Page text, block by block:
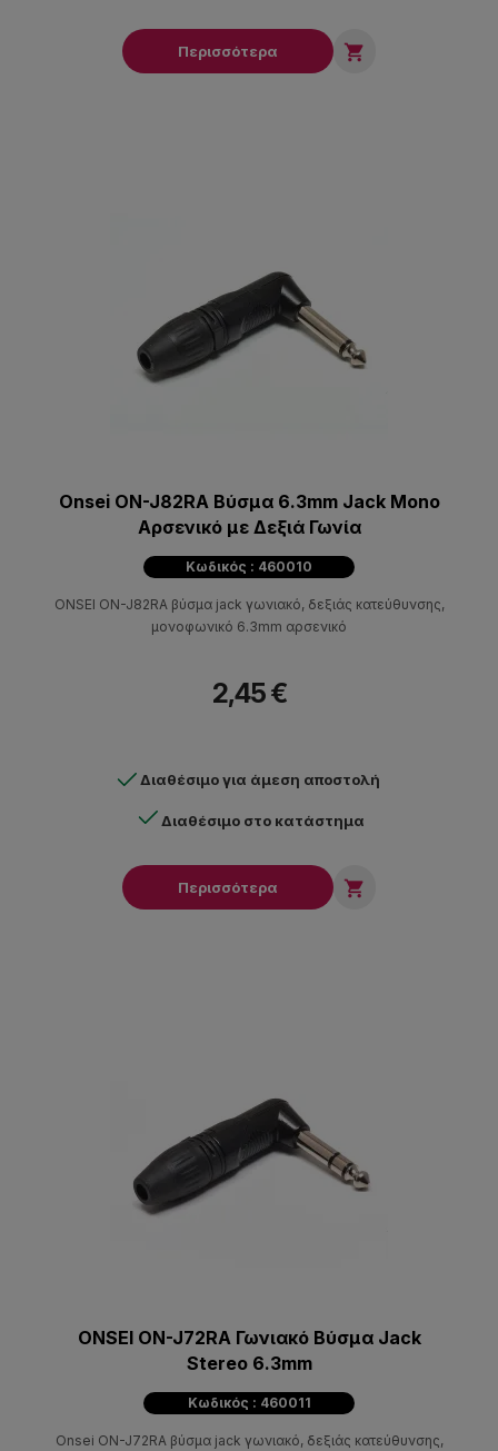
Περισσότερα 
Onsei ON-J82RA Βύσμα 6.3mm Jack Mono
Αρσενικό με Δεξιά Γωνία
Κωδικός : 460010
ONSEI ON-J82RA βύσμα jack γωνιακό, δεξιάς κατεύθυνσης,
μονοφωνικό 6.3mm αρσενικό
2,45 €
Διαθέσιμο για άμεση αποστολή
Διαθέσιμο στο κατάστημα
Περισσότερα 
ONSEI ON-J72RA Γωνιακό Βύσμα Jack
Stereo 6.3mm
Κωδικός : 460011
Onsei ON-J72RA βύσμα jack γωνιακό, δεξιάς κατεύθυνσης,